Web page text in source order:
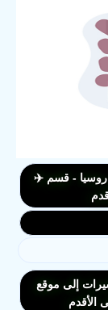
روسيا - قسم ✈️
إلى موقع
الأقدم